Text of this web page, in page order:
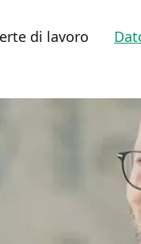
di lavoro